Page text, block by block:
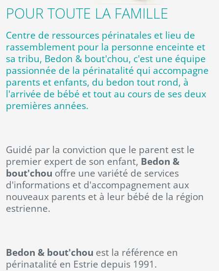
POUR TOUTE LA FAMILLE
Centre de ressources périnatales et lieu de
rassemblement pour la personne enceinte et
sa tribu, Bedon & bout'chou, c'est une équipe
passionnée de la périnatalité qui accompagne
parents et enfants, du bedon tout rond, à
l'arrivée de bébé et tout au cours de ses deux
premières années.
Guidé par la conviction que le parent est le
premier expert de son enfant, Bedon &
bout'chou offre une variété de services
d'informations et d'accompagnement aux
nouveaux parents et à leur bébé de la région
estrienne.
Bedon & bout'chou est la référence en
périnatalité en Estrie depuis 1991.